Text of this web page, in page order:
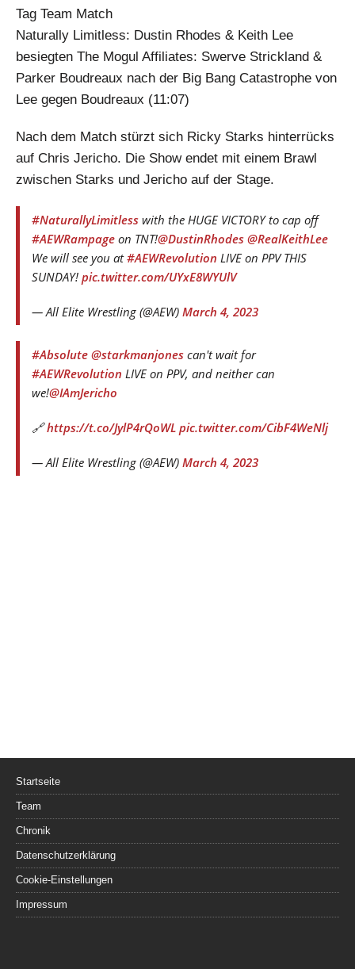
Tag Team Match
Naturally Limitless: Dustin Rhodes & Keith Lee
besiegten The Mogul Affiliates: Swerve Strickland &
Parker Boudreaux nach der Big Bang Catastrophe von
Lee gegen Boudreaux (11:07)
Nach dem Match stürzt sich Ricky Starks hinterrücks
auf Chris Jericho. Die Show endet mit einem Brawl
zwischen Starks und Jericho auf der Stage.
#NaturallyLimitless with the HUGE VICTORY to cap off
#AEWRampage on TNT!@DustinRhodes @RealKeithLee
We will see you at#AEWRevolution LIVE on PPV THIS
SUNDAY! pic.twitter.com/UYxE8WYUlV
— All Elite Wrestling (@AEW) March 4, 2023
#Absolute @starkmanjones can't wait for
#AEWRevolution LIVE on PPV, and neither can
we!@IAmJericho
🔗https://t.co/JylP4rQoWL pic.twitter.com/CibF4WeNlj
— All Elite Wrestling (@AEW) March 4, 2023
Startseite
Team
Chronik
Datenschutzerklärung
Cookie-Einstellungen
Impressum